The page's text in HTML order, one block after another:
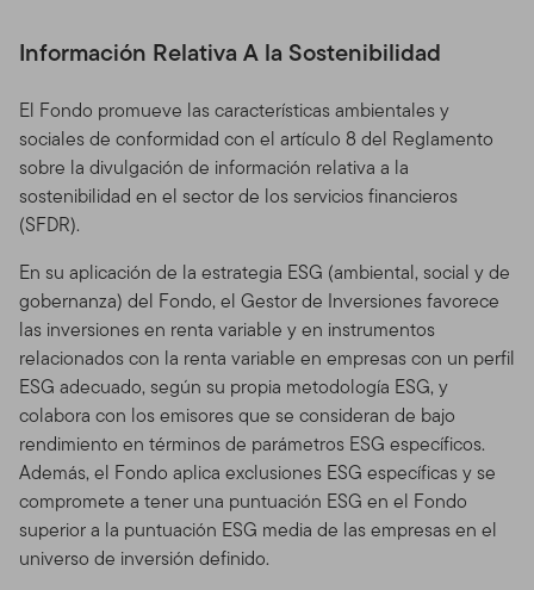
Información Relativa A la Sostenibilidad
El Fondo promueve las características ambientales y
sociales de conformidad con el artículo 8 del Reglamento
sobre la divulgación de información relativa a la
sostenibilidad en el sector de los servicios financieros
(SFDR).
En su aplicación de la estrategia ESG (ambiental, social y de
gobernanza) del Fondo, el Gestor de Inversiones favorece
las inversiones en renta variable y en instrumentos
relacionados con la renta variable en empresas con un perfil
ESG adecuado, según su propia metodología ESG, y
colabora con los emisores que se consideran de bajo
rendimiento en términos de parámetros ESG específicos.
Además, el Fondo aplica exclusiones ESG específicas y se
compromete a tener una puntuación ESG en el Fondo
superior a la puntuación ESG media de las empresas en el
universo de inversión definido.